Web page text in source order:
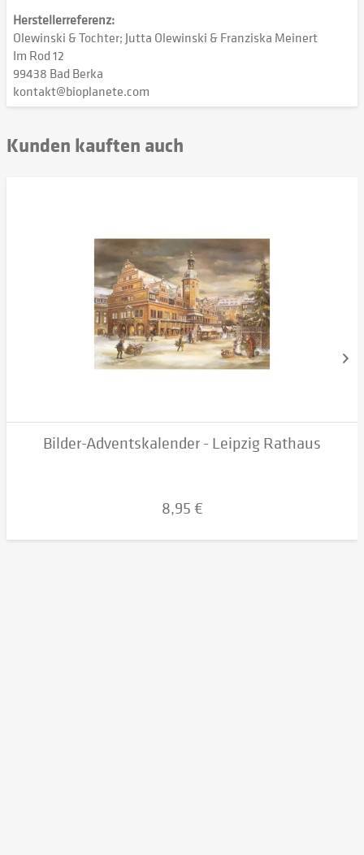
Herstellerreferenz:
Olewinski & Tochter; Jutta Olewinski & Franziska Meinert
Im Rod 12
99438 Bad Berka
kontakt@bioplanete.com
Kunden kauften auch
Bilder-Adventskalender - Leipzig Rathaus
8,95 €